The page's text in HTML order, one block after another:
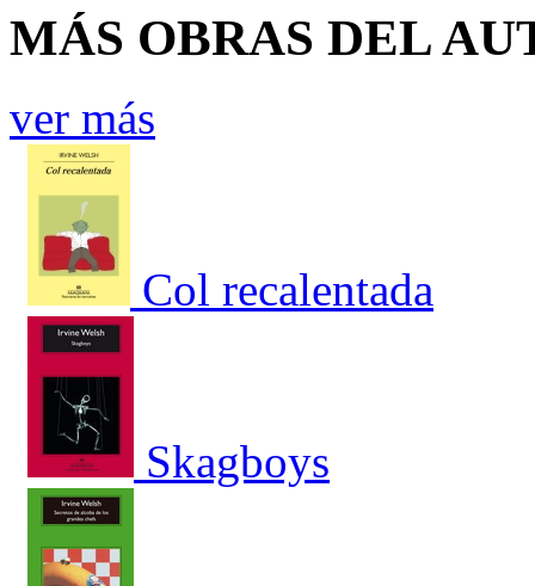
MÁS OBRAS DEL
ver más
Col recalentada
Skagboys